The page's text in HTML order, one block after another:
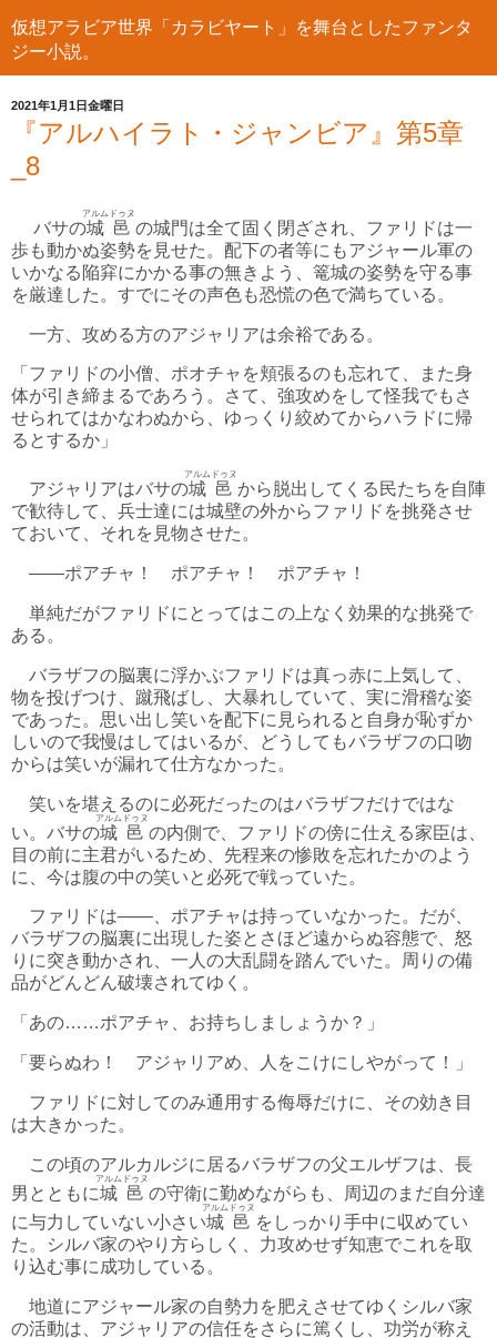
仮想アラビア世界「カラビヤート」を舞台としたファンタ
ジー小説。
2021年1月1日金曜日
『アルハイラト・ジャンビア』第5章
_8
バサの城邑
アルムドゥヌ
の城門は全て固く閉ざされ、ファリドは一
歩も動かぬ姿勢を見せた。配下の者等にもアジャール軍の
いかなる陥穽にかかる事の無きよう、篭城の姿勢を守る事
を厳達した。すでにその声色も恐慌の色で満ちている。
一方、攻める方のアジャリアは余裕である。
「ファリドの小僧、ポオチャを頬張るのも忘れて、また身
体が引き締まるであろう。さて、強攻めをして怪我でもさ
せられてはかなわぬから、ゆっくり絞めてからハラドに帰
るとするか」
アジャリアはバサの城邑
アルムドゥヌ
から脱出してくる民たちを自陣
で歓待して、兵士達には城壁の外からファリドを挑発させ
ておいて、それを見物させた。
――ポアチャ！ ポアチャ！ ポアチャ！
単純だがファリドにとってはこの上なく効果的な挑発で
ある。
バラザフの脳裏に浮かぶファリドは真っ赤に上気して、
物を投げつけ、蹴飛ばし、大暴れしていて、実に滑稽な姿
であった。思い出し笑いを配下に見られると自身が恥ずか
しいので我慢はしてはいるが、どうしてもバラザフの口吻
からは笑いが漏れて仕方なかった。
笑いを堪えるのに必死だったのはバラザフだけではな
い。バサの城邑
アルムドゥヌ
の内側で、ファリドの傍に仕える家臣は、
目の前に主君がいるため、先程来の惨敗を忘れたかのよう
に、今は腹の中の笑いと必死で戦っていた。
ファリドは――、ポアチャは持っていなかった。だが、
バラザフの脳裏に出現した姿とさほど遠からぬ容態で、怒
りに突き動かされ、一人の大乱闘を踏んでいた。周りの備
品がどんどん破壊されてゆく。
「あの……ポアチャ、お持ちしましょうか？」
「要らぬわ！ アジャリアめ、人をこけにしやがって！」
ファリドに対してのみ通用する侮辱だけに、その効き目
は大きかった。
この頃のアルカルジに居るバラザフの父エルザフは、長
男とともに城邑
アルムドゥヌ
の守衛に勤めながらも、周辺のまだ自分達
に与力していない小さい城邑
アルムドゥヌ
をしっかり手中に収めてい
た。シルバ家のやり方らしく、力攻めせず知恵でこれを取
り込む事に成功している。
地道にアジャール家の自勢力を肥えさせてゆくシルバ家
の活動は、アジャリアの信任をさらに篤くし、功労が称え